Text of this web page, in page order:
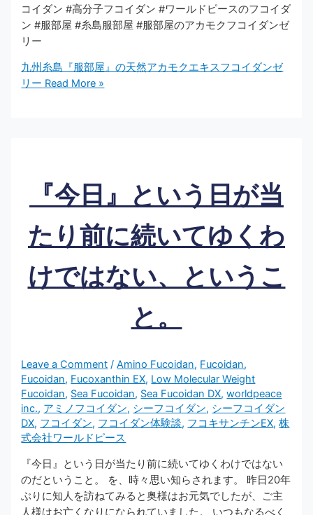
コイダン #高分子フコイダン #ワールドピースのフコイダ
ン #服部屋 #糸島服部屋 #服部屋のアカモクフコイダンゼ
リー
九州糸島『服部屋』の天然アカモクエキスフコイダンゼ
リー Read More »
『今日』という日が当
たり前に続いてゆくわ
けではない、というこ
と。
Leave a Comment /Amino Fucoidan, Fucoidan,
Fucoidan, Fucoxanthin EX, Low Molecular Weight
Fucoidan, Sea Fucoidan, Sea Fucoidan DX,worldpeace
inc., アミノフコイダン, シーフコイダン, シーフコイダン
DX, フコイダン, フコイダン体験談, フコキサンチンEX,株
式会社ワールドピース
『今日』という日が当たり前に続いてゆくわけではない
のだということ。 を、時々思い知らされます。 昨日20年
ぶりに知人を訪ねてみると奥様はお元気でしたが、ご主
人様はお亡くなりになられていました。 いつもなるべく